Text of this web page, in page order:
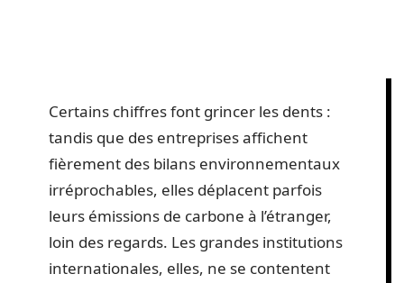
Certains chiffres font grincer les dents :
tandis que des entreprises affichent
fièrement des bilans environnementaux
irréprochables, elles déplacent parfois
leurs émissions de carbone à l’étranger,
loin des regards. Les grandes institutions
internationales, elles, ne se contentent